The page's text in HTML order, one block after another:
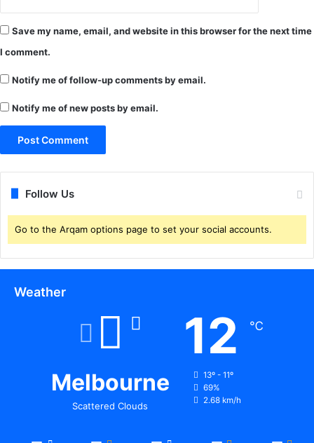
Save my name, email, and website in this browser for the next time
I comment.
Notify me of follow-up comments by email.
Notify me of new posts by email.
Follow Us
Go to the Arqam options page to set your social accounts.
Weather
Melbourne
Scattered Clouds
12 ℃
13º - 11º
69%
2.68 km/h